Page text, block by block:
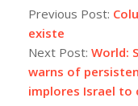
05-
19
Previous Post:
existe
Next Post: World:
warns of
implores Israel to